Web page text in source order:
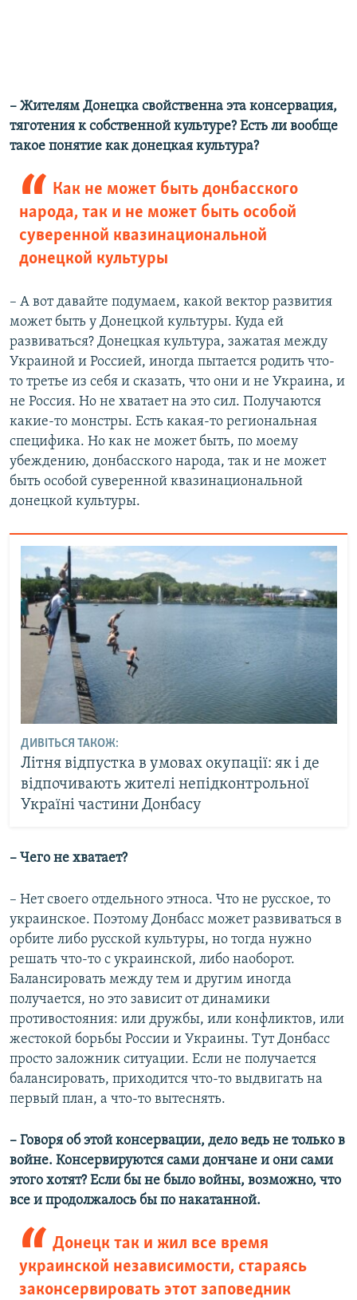
– Жителям Донецка свойственна эта консервация,
тяготения к собственной культуре? Есть ли вообще
такое понятие как донецкая культура?
Как не может быть донбасского
народа, так и не может быть особой
суверенной квазинациональной
донецкой культуры
– А вот давайте подумаем, какой вектор развития
может быть у Донецкой культуры. Куда ей
развиваться? Донецкая культура, зажатая между
Украиной и Россией, иногда пытается родить что-
то третье из себя и сказать, что они и не Украина, и
не Россия. Но не хватает на это сил. Получаются
какие-то монстры. Есть какая-то региональная
специфика. Но как не может быть, по моему
убеждению, донбасского народа, так и не может
быть особой суверенной квазинациональной
донецкой культуры.
ДИВІТЬСЯ ТАКОЖ:
Літня відпустка в умовах окупації: як і де
відпочивають жителі непідконтрольної
Україні частини Донбасу
– Чего не хватает?
– Нет своего отдельного этноса. Что не русское, то
украинское. Поэтому Донбасс может развиваться в
орбите либо русской культуры, но тогда нужно
решать что-то с украинской, либо наоборот.
Балансировать между тем и другим иногда
получается, но это зависит от динамики
противостояния: или дружбы, или конфликтов, или
жестокой борьбы России и Украины. Тут Донбасс
просто заложник ситуации. Если не получается
балансировать, приходится что-то выдвигать на
первый план, а что-то вытеснять.
– Говоря об этой консервации, дело ведь не только в
войне. Консервируются сами дончане и они сами
этого хотят? Если бы не было войны, возможно, что
все и продолжалось бы по накатанной.
Донецк так и жил все время
украинской независимости, стараясь
законсервировать этот заповедник